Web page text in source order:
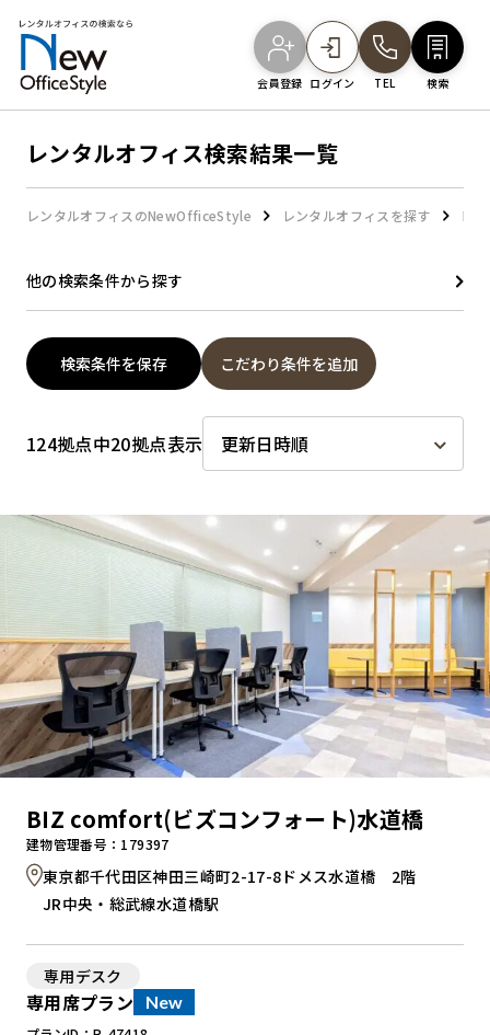
会員登録 ログイン TEL 検索
オフィスを探す
駅・路線から探す
地図から探す
キャンペーンから探す
ブランドから探す
オフィススタイルから探す
受付時間 平日9:00～18:00
お問い合わせフォーム
レンタルオフィス検索結果一覧
レンタルオフィスのNewOfficeStyle レンタルオフィスを探す レ
他の検索条件から探す
検索条件を保存 こだわり条件を追加
124拠点中20拠点表示
BIZ comfort(ビズコンフォート)水道橋
建物管理番号：179397
東京都千代田区神田三崎町2-17-8ドメス水道橋 2階
JR中央・総武線水道橋駅
専用デスク
専用席プラン New